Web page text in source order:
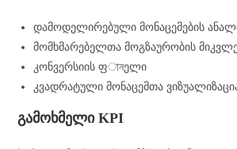
დამოდელირებული მონაცემების
მომხმარებელთა მოგზაურობის
კონვერსიის ფানელი
კვადრატული მონაცემთა
გამოხმელი KPI